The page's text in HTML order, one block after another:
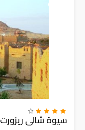
سيوة شالى ريزورت